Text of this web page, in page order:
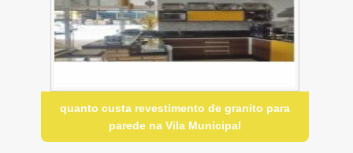
quanto custa revestimento de granito para
parede na Vila Municipal